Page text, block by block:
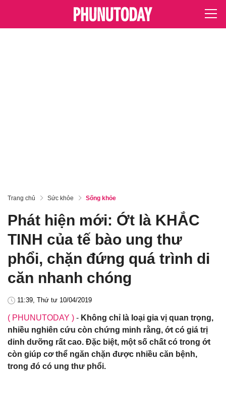
Trang chủ Sức khỏe Sống khỏe
Phát hiện mới: Ớt là KHẮC
TINH của tế bào ung thư
phổi, chặn đứng quá trình di
căn nhanh chóng
11:39, Thứ tư 10/04/2019
( PHUNUTODAY ) - Không chỉ là loại gia vị quan trọng,
nhiều nghiên cứu còn chứng minh rằng, ớt có giá trị
dinh dưỡng rất cao. Đặc biệt, một số chất có trong ớt
còn giúp cơ thể ngăn chặn được nhiều căn bệnh,
trong đó có ung thư phổi.